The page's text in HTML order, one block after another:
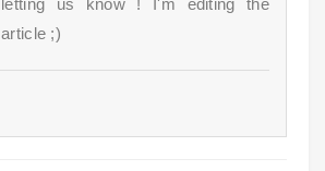
letting us know ! I'm editing the
article ;)